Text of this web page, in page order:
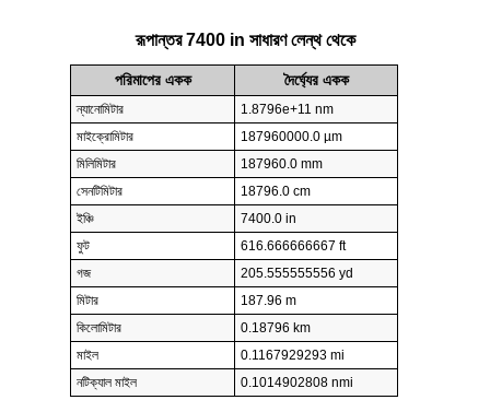
রূপান্তর 7400 in সাধারণ লেন্থ থেকে
পরিমাপের একক দৈর্ঘ্যের একক
ন্যানোমিটার
1.8796e+11 nm
মাইক্রোমিটার
187960000.0 µm
মিলিমিটার
187960.0 mm
সেনটিমিটার
18796.0 cm
ইঞ্চি
7400.0 in
ফুট
616.666666667 ft
গজ
205.555555556 yd
মিটার
187.96 m
কিলোমিটার
0.18796 km
মাইল
0.1167929293 mi
নটিক্যাল মাইল
0.1014902808 nmi